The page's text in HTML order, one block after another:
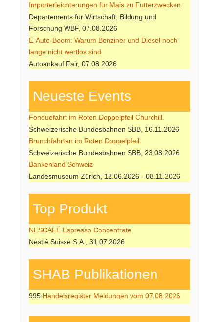
Importerleichterungen für Mais zu Futterzwecken
Departements für Wirtschaft, Bildung und
Forschung WBF, 07.08.2026
E-Auto-Boom: Warum Benziner und Diesel noch
lange nicht wertlos sind
Autoankauf Fair, 07.08.2026
Neueste Events
Fonduefahrt im Roten Doppelpfeil Churchill.
Schweizerische Bundesbahnen SBB, 16.11.2026
Brunchfahrten im Roten Doppelpfeil.
Schweizerische Bundesbahnen SBB, 23.08.2026
Bankenland Schweiz
Landesmuseum Zürich, 12.06.2026 - 08.11.2026
Top Produkt
NESCAFÉ Espresso Concentrate
Nestlé Suisse S.A., 31.07.2026
SHAB Publi­kati­onen
995 Handelsregister Meldungen vom 07.08.2026